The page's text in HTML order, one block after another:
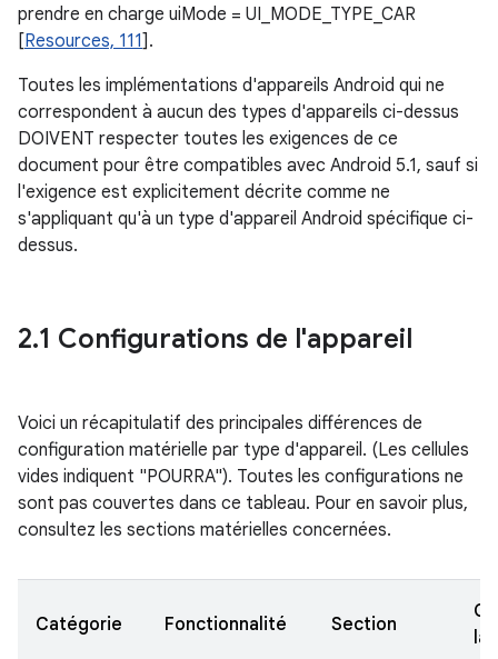
prendre en charge uiMode = UI_MODE_TYPE_CAR
[Resources, 111].
Toutes les implémentations d'appareils Android qui ne
correspondent à aucun des types d'appareils ci-dessus
DOIVENT respecter toutes les exigences de ce
document pour être compatibles avec Android 5.1, sauf si
l'exigence est explicitement décrite comme ne
s'appliquant qu'à un type d'appareil Android spécifique ci-
dessus.
2.1 Configurations de l'appareil
Voici un récapitulatif des principales différences de
configuration matérielle par type d'appareil. (Les cellules
vides indiquent "POURRA"). Toutes les configurations ne
sont pas couvertes dans ce tableau. Pour en savoir plus,
consultez les sections matérielles concernées.
Catégorie Fonctionnalité Section
la